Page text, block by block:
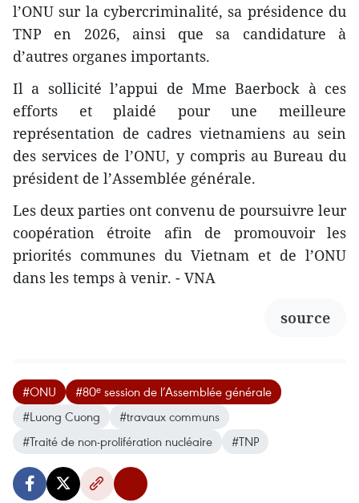
l’ONU sur la cybercriminalité, sa présidence du
TNP en 2026, ainsi que sa candidature à
d’autres organes importants.
Il a sollicité l’appui de Mme Baerbock à ces
efforts et plaidé pour une meilleure
représentation de cadres vietnamiens au sein
des services de l’ONU, y compris au Bureau du
président de l’Assemblée générale.
Les deux parties ont convenu de poursuivre leur
coopération étroite afin de promouvoir les
priorités communes du Vietnam et de l’ONU
dans les temps à venir. - VNA
source
#ONU
#80ᵉ session de l’Assemblée générale
#Luong Cuong
#travaux communs
#Traité de non-prolifération nucléaire
#TNP